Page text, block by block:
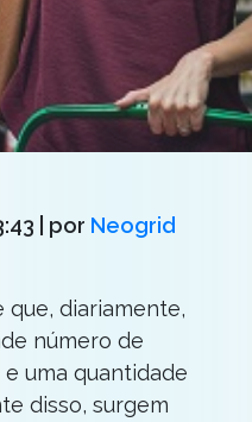
| por Neogrid
que, diariamente,
número de
uma quantidade
disso, surgem